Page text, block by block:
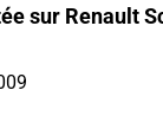
sur Renault